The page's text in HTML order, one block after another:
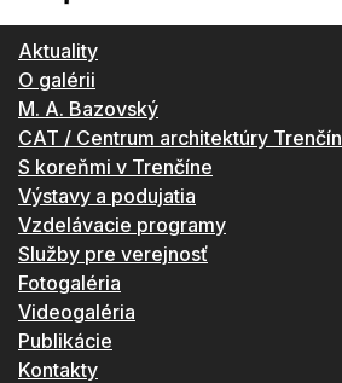
Aktuality
O galérii
M. A. Bazovský
CAT / Centrum architektúry Trenčín
S koreňmi v Trenčíne
Výstavy a podujatia
Vzdelávacie programy
Služby pre verejnosť
Fotogaléria
Videogaléria
Publikácie
Kontakty